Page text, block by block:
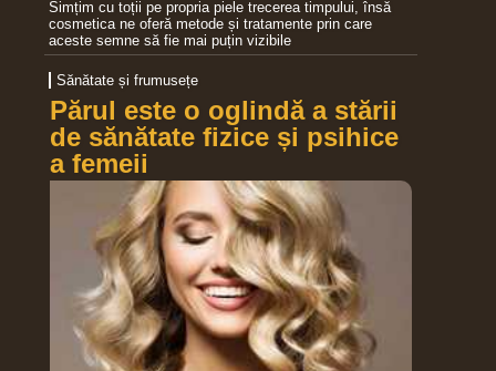
Simțim cu toții pe propria piele trecerea timpului, însă
cosmetica ne oferă metode și tratamente prin care
aceste semne să fie mai puțin vizibile
Sănătate și frumusețe
Părul este o oglindă a stării
de sănătate fizice și psihice
a femeii